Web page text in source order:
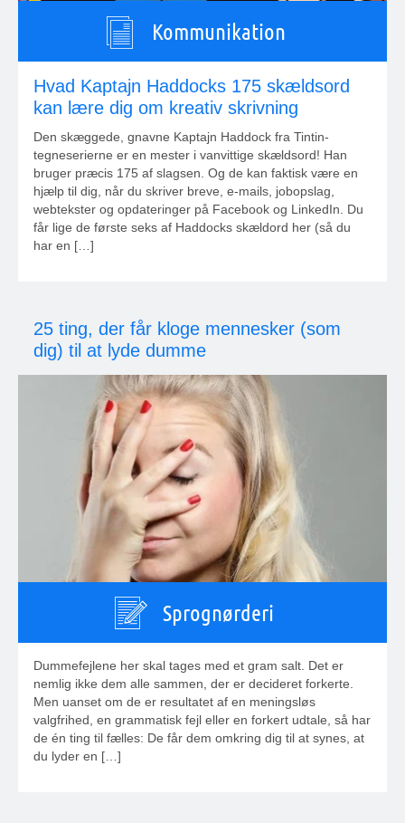
Kommunikation
Hvad Kaptajn Haddocks 175 skældsord
kan lære dig om kreativ skrivning
Den skæggede, gnavne Kaptajn Haddock fra Tintin-
tegneserierne er en mester i vanvittige skældsord! Han
bruger præcis 175 af slagsen. Og de kan faktisk være en
hjælp til dig, når du skriver breve, e-mails, jobopslag,
webtekster og opdateringer på Facebook og LinkedIn. Du
får lige de første seks af Haddocks skældord her (så du
har en […]
25 ting, der får kloge mennesker (som
dig) til at lyde dumme
Sprognørderi
Dummefejlene her skal tages med et gram salt. Det er
nemlig ikke dem alle sammen, der er decideret forkerte.
Men uanset om de er resultatet af en meningsløs
valgfrihed, en grammatisk fejl eller en forkert udtale, så har
de én ting til fælles: De får dem omkring dig til at synes, at
du lyder en […]